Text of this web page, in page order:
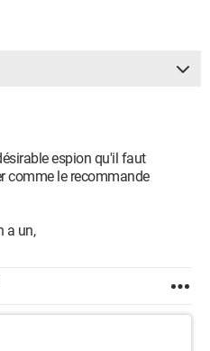
espion qu'il faut
comme le recommande
a un,